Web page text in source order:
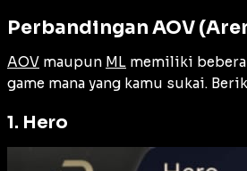
Perbandingan AOV
AOV maupun ML memiliki
game mana yang kamu sukai.
1. Hero